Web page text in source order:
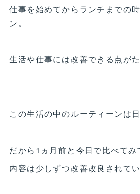
仕事を始めてからランチまでの
ン。
生活や仕事には改善できる点が
この生活の中のルーティーンは
だから1ヵ月前と今日で比べてみ
内容は少しずつ改善改良されて